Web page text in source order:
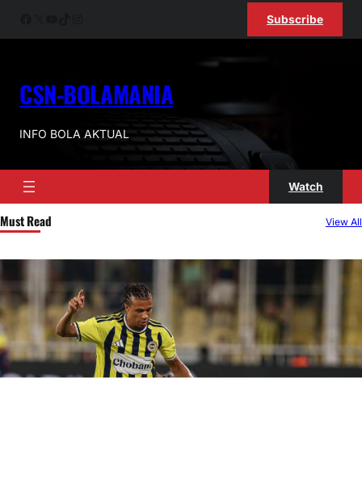
Subscribe
CSN-BOLAMANIA
INFO BOLA AKTUAL
Watch
Must Read View All